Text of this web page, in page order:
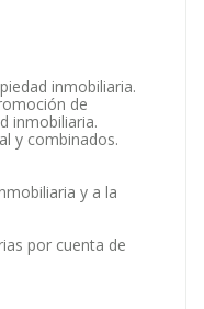
inmobiliaria.
de
inmobiliaria.
y combinados.
y a la
por cuenta de